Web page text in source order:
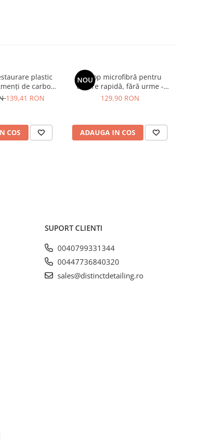
plastic
de carbon,
Finish Black
139,41 RON
COS
NOU
Prosop microfibră pentru
uscare rapidă, fără urme -
Liquid Elements Black Hole
129,90 RON
ADAUGA IN COS
SUPORT CLIENTI
0040799331344
00447736840320
sales@distinctdetailing.ro